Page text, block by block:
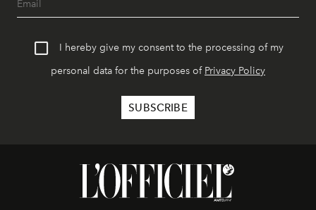
I hereby give my consent to the processing of my
personal data for the purposes of Privacy Policy